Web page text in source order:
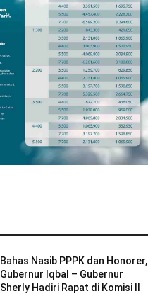
Bahas Nasib PPPK dan Honorer,
Gubernur Iqbal – Gubernur
Sherly Hadiri Rapat di Komisi II